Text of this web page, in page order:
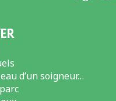
d’un soigneur…